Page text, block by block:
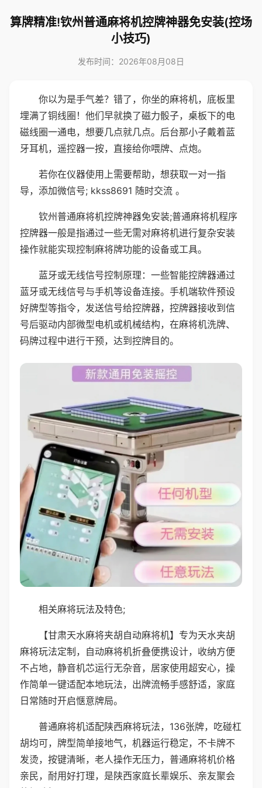
算牌精准!钦州普通麻将机控牌神器免安装(控场
小技巧)
发布时间：2026年08月08日
你以为是手气差？错了，你坐的麻将机，底板里
埋满了铜线圈！他们早就换了磁力骰子，桌板下的电
磁线圈一通电，想要几点就几点。后台那小子戴着蓝
牙耳机，遥控器一按，直接给你喂牌、点炮。
若你在仪器使用上需要帮助，想获取一对一指
导，添加微信号; kkss8691 随时交流 。
钦州普通麻将机控牌神器免安装;普通麻将机程序
控牌器一般是指通过一些无需对麻将机进行复杂安装
操作就能实现控制麻将牌功能的设备或工具。
蓝牙或无线信号控制原理：一些智能控牌器通过
蓝牙或无线信号与手机等设备连接。手机端软件预设
好牌型等指令，发送信号给控牌器，控牌器接收到信
号后驱动内部微型电机或机械结构，在麻将机洗牌、
码牌过程中进行干预，达到控牌目的。
相关麻将玩法及特色;
【甘肃天水麻将夹胡自动麻将机】专为天水夹胡
麻将玩法定制，自动麻将机折叠便携设计，收纳方便
不占地，静音机芯运行无杂音，居家使用超安心，操
作简单一键适配本地玩法，出牌流畅手感舒适，家庭
日常随时开启惬意牌局。
普通麻将机适配陕西麻将玩法，136张牌，吃碰杠
胡均可，牌型简单接地气，机器运行稳定，不卡牌不
发烫，按键清晰，老人操作无压力，普通麻将机价格
亲民，耐用好打理，是陕西家庭长辈娱乐、亲友聚会